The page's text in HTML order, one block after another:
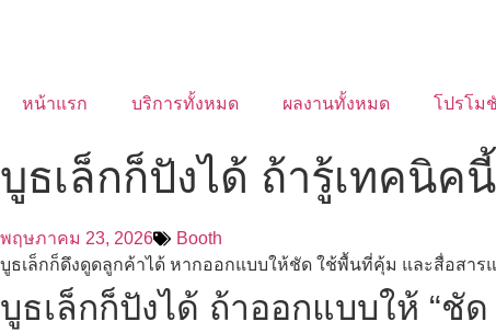
หน้าแรก บริการทั้งหมด ผลงานทั้งหมด โปรโม
บูธเล็กก็ปังได้ ถ้ารู้เทคนิคนี้
พฤษภาคม 23, 2026
Booth
บูธเล็กก็ดึงดูดลูกค้าได้ หากออกแบบให้ชัด ใช้พื้นที่คุ้ม และสื่อสาร
บูธเล็กก็ปังได้ ถ้าออกแบบให้ “ชัด